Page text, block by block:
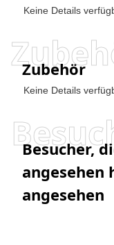
Keine Details
Zubehör
Keine Details
Besucher,
angesehen
angesehen